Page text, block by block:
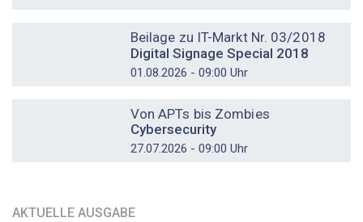
Beilage zu IT-Markt Nr. 03/2018
Digital Signage Special 2018
01.08.2026 - 09:00 Uhr
Von APTs bis Zombies
Cybersecurity
27.07.2026 - 09:00 Uhr
AKTUELLE AUSGABE